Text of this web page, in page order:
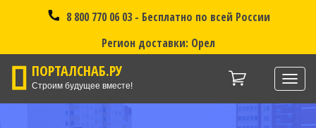
8 800 770 06 03 - Бесплатно по всей России
Регион доставки: Орел
ПОРТАЛСНАБ.РУ
Строим будущее вместе!